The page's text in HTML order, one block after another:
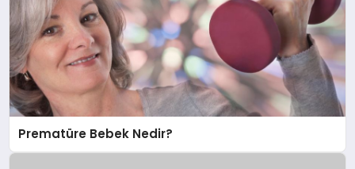
Prematüre Bebek Nedir?